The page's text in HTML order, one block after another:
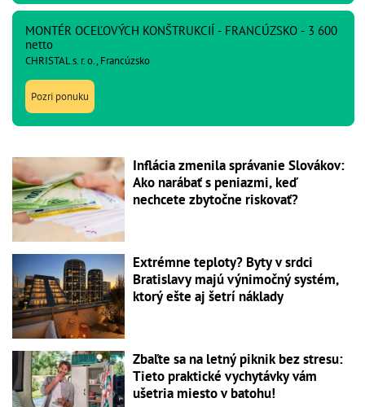
MONTÉR OCEĽOVÝCH KONŠTRUKCIÍ - FRANCÚZSKO - 3 600
netto
CHRISTAL s. r. o., Francúzsko
Pozri ponuku
Inflácia zmenila správanie Slovákov:
Ako narábať s peniazmi, keď
nechcete zbytočne riskovať?
Extrémne teploty? Byty v srdci
Bratislavy majú výnimočný systém,
ktorý ešte aj šetrí náklady
Zbaľte sa na letný piknik bez stresu:
Tieto praktické vychytávky vám
ušetria miesto v batohu!